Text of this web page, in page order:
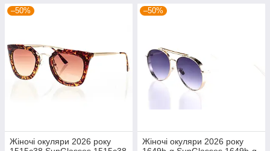
–50%
Жіночі окуляри 2026 року
–50%
Жіночі окуляри 2026 року